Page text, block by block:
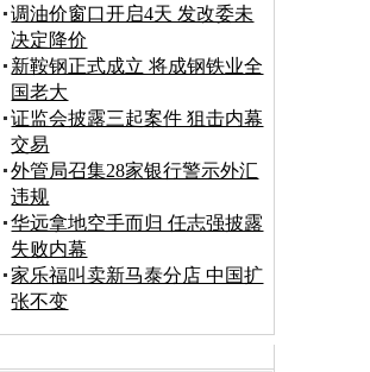
调油价窗口开启4天 发改委未
决定降价
新鞍钢正式成立 将成钢铁业全
国老大
证监会披露三起案件 狙击内幕
交易
外管局召集28家银行警示外汇
违规
华远拿地空手而归 任志强披露
失败内幕
家乐福叫卖新马泰分店 中国扩
张不变